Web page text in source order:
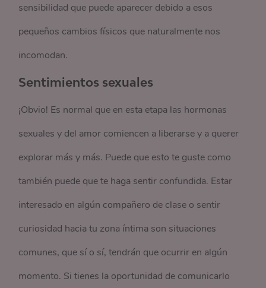
sensibilidad que puede aparecer debido a esos
pequeños cambios físicos que naturalmente nos
incomodan.
Sentimientos sexuales
¡Obvio! Es normal que en esta etapa las hormonas
sexuales y del amor comiencen a liberarse y a querer
explorar más y más. Puede que esto te guste como
también puede que te haga sentir confundida. Estar
interesado en algún compañero de clase o sentir
curiosidad hacia tu zona íntima son situaciones
comunes, que sí o sí, tendrán que ocurrir en algún
momento. Si tienes la oportunidad de comunicarlo